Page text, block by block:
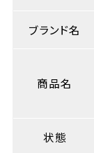
ブランド名
商品名
状態